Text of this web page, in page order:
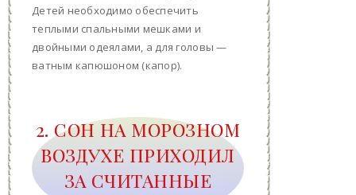
Детей необходимо обеспечить
теплыми спальными мешками и
двойными одеялами, а для головы —
ватным капюшоном (капор).
2. СОН НА МОРОЗНОМ
ВОЗДУХЕ ПРИХОДИЛ
ЗА СЧИТАННЫЕ